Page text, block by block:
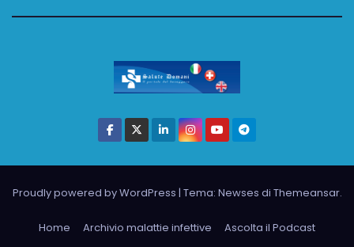
Proudly powered by WordPress | Tema: Newses di Themeansar.
Home Archivio malattie infettive
Ascolta il Podcast